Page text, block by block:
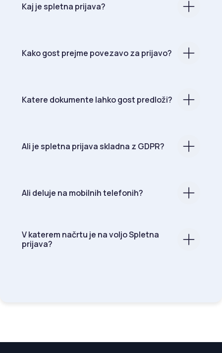
Kaj je spletna prijava?
Kako gost prejme povezavo za prijavo?
Katere dokumente lahko gost predloži?
Ali je spletna prijava skladna z GDPR?
Ali deluje na mobilnih telefonih?
V katerem načrtu je na voljo Spletna
prijava?